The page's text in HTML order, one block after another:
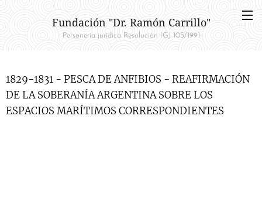
Fundación "Dr. Ramón Carrillo"
Personería jurídica Resolución IGJ 105/1991
1829-1831 - PESCA DE ANFIBIOS - REAFIRMACIÓN
DE LA SOBERANÍA ARGENTINA SOBRE LOS
ESPACIOS MARÍTIMOS CORRESPONDIENTES